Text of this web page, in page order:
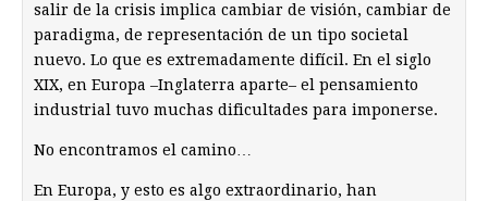
salir de la crisis implica cambiar de visión, cambiar de
paradigma, de representación de un tipo societal
nuevo. Lo que es extremadamente difícil. En el siglo
XIX, en Europa –Inglaterra aparte– el pensamiento
industrial tuvo muchas dificultades para imponerse.
No encontramos el camino…
En Europa, y esto es algo extraordinario, han